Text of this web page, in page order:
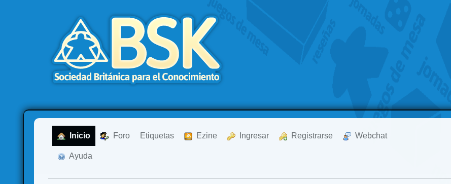
Inicio Foro Etiquetas Ezine Ingresar Registrarse Webchat
Ayuda